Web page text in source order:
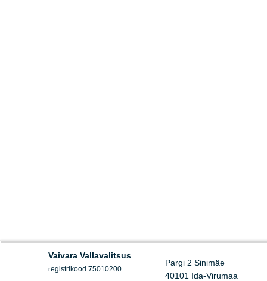
Vaivara Vallavalitsus
registrikood 75010200
Pargi 2 Sinimäe
40101 Ida-Virumaa